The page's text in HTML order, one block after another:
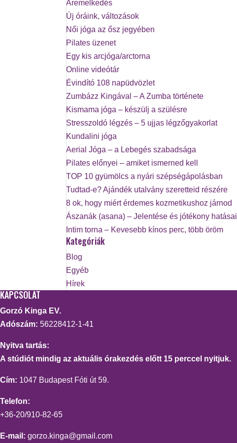
Áremelkedés
Új óráink, változások
Női jóga az ősz jegyében
Pilates üzenet
Egy kis arcjóga/arctorna
Online videótár
Évindító 108 napüdvözlet
Zumbázz Kingával – A Zumba története
Kismama jóga – készülj a szülésre
Stresszoldó légzés – 5 ujjas légzőgyakorlat
Kundalini jóga
Aerial Jóga – a Lebegés szabadsága
Pilates előnyei – amiket ismerned kell
TOP 10 gyümölcs a nyári szépségápolásban
Tudtad-e? Ajándék utalvány szeretteid részére
8 ok, hogy miért érdemes kozmetikushoz járnod
Ászanák (asana) – Jelentése és jótékony hatásai
Intim torna – Kevesebb kínos perc, több öröm
Kategóriák
Blog
Egyéb
Hírek
KAPCSOLAT
Gorzó Kinga EV.
Adószám: 56228412-1-41
Nyitva tartás:
A stúdiót mindig az aktuális órakezdés előtt 15 perccel nyitjuk.
Cím: 1047 Budapest Fóti út 59.
Telefon:
+36-20/910-82-65
E-mail: gorzo.kinga@gmail.com